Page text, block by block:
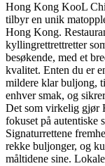
Hong Kong KooL
tilbyr en unik
Hong Kong.
kyllingrettrettretter
besøkende, med et
kvalitet. Enten du er
mildere klar buljong,
enhver smak, og
Det som virkelig gjør
fokuset på autentiske
Signaturrettene
rekke buljonger, og
måltidene sine.